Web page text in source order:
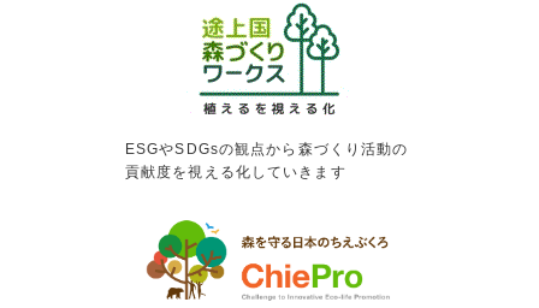
ESGやSDGsの観点から森づくり活動の
貢献度を視える化していきます